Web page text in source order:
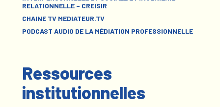
RELATIONNELLE – CREISIR
CHAINE TV MEDIATEUR.TV
PODCAST AUDIO DE LA MÉDIATION PROFESSIONNELLE
Ressources
institutionnelles